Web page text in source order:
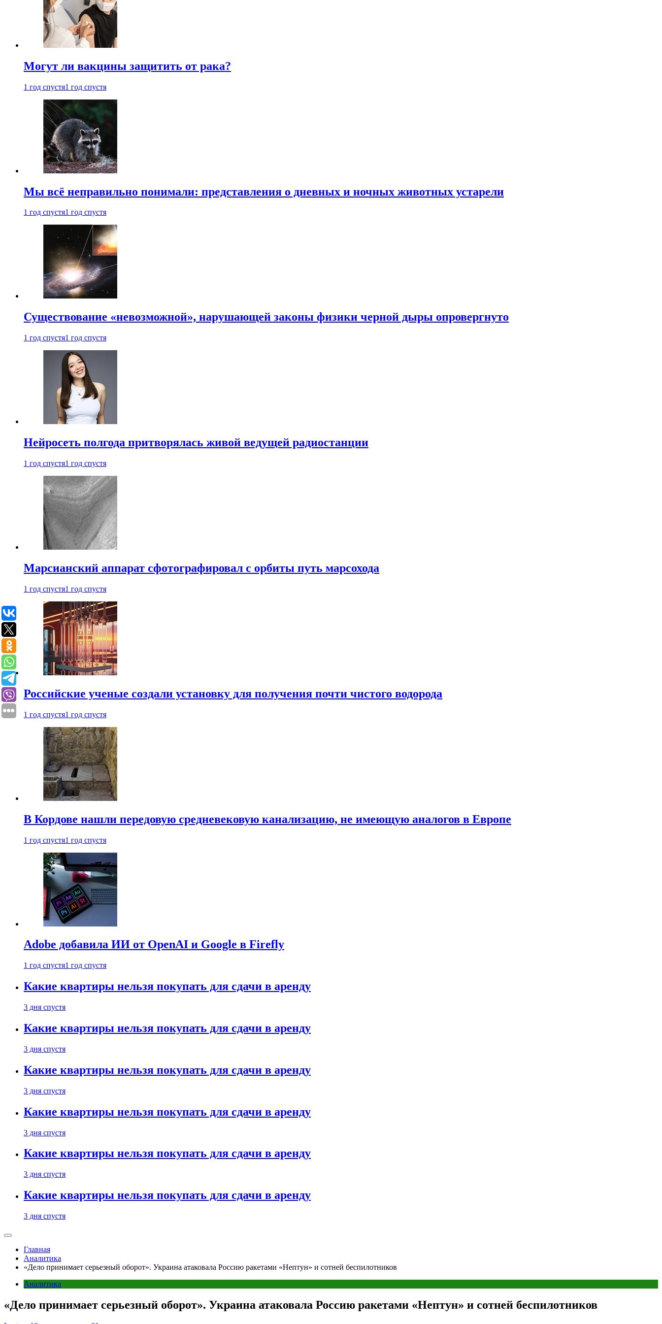
Могут ли вакцины защитить от рака?
1 год спустя1 год спустя
Мы всё неправильно понимали: представления о дневных и ночных животных устарели
1 год спустя1 год спустя
Существование «невозможной», нарушающей законы физики черной дыры опровергнуто
1 год спустя1 год спустя
Нейросеть полгода притворялась живой ведущей радиостанции
1 год спустя1 год спустя
Марсианский аппарат сфотографировал с орбиты путь марсохода
1 год спустя1 год спустя
Российские ученые создали установку для получения почти чистого водорода
1 год спустя1 год спустя
В Кордове нашли передовую средневековую канализацию, не имеющую аналогов в Европе
1 год спустя1 год спустя
Adobe добавила ИИ от OpenAI и Google в Firefly
1 год спустя1 год спустя
Какие квартиры нельзя покупать для сдачи в аренду
3 дня спустя
Какие квартиры нельзя покупать для сдачи в аренду
3 дня спустя
Какие квартиры нельзя покупать для сдачи в аренду
3 дня спустя
Какие квартиры нельзя покупать для сдачи в аренду
3 дня спустя
Какие квартиры нельзя покупать для сдачи в аренду
3 дня спустя
Какие квартиры нельзя покупать для сдачи в аренду
3 дня спустя
Главная
Аналитика
«Дело принимает серьезный оборот». Украина атаковала Россию ракетами «Нептун» и сотней беспилотников
Аналитика
«Дело принимает серьезный оборот». Украина атаковала Россию ракетами «Нептун» и сотней беспилотников